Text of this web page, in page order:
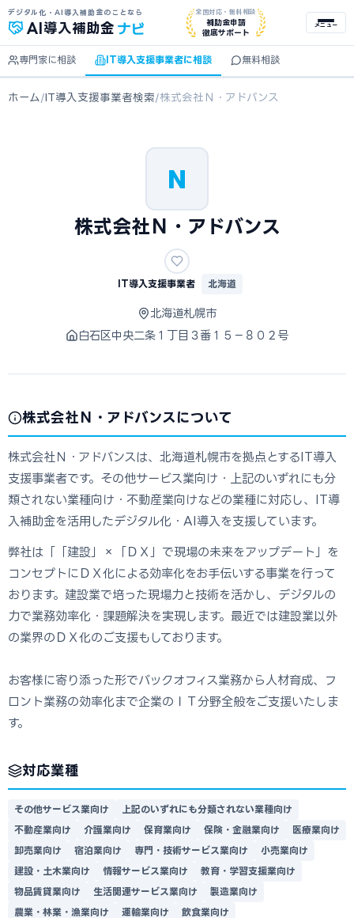
デジタル化・AI導入補助金のことなら
AI 導入補助金 ナビ
全国対応・無料相談
補助金申請
徹底サポート
メニュー
専門家に相談 IT導入支援事業者に相談 無料相談
ホーム /IT導入支援事業者検索/株式会社Ｎ・アドバンス
N
株式会社Ｎ・アドバンス
IT導入支援事業者 北海道
北海道札幌市
白石区中央二条１丁目３番１５－８０２号
株式会社Ｎ・アドバンスについて
株式会社Ｎ・アドバンスは、北海道札幌市を拠点とするIT導入
支援事業者です。その他サービス業向け・上記のいずれにも分
類されない業種向け・不動産業向けなどの業種に対応し、IT導
入補助金を活用したデジタル化・AI導入を支援しています。
弊社は「「建設」×「ＤＸ」で現場の未来をアップデート」を
コンセプトにＤＸ化による効率化をお手伝いする事業を行って
おります。建設業で培った現場力と技術を活かし、デジタルの
力で業務効率化・課題解決を実現します。最近では建設業以外
の業界のＤＸ化のご支援もしております。
お客様に寄り添った形でバックオフィス業務から人材育成、フ
ロント業務の効率化まで企業のＩＴ分野全般をご支援いたしま
す。
対応業種
その他サービス業向け
上記のいずれにも分類されない業種向け
不動産業向け
介護業向け 保育業向け 保険・金融業向け
医療業向け
卸売業向け
宿泊業向け 専門・技術サービス業向け
小売業向け
建設・土木業向け
情報サービス業向け
教育・学習支援業向け
物品賃貸業向け
生活関連サービス業向け
製造業向け
農業・林業・漁業向け
運輸業向け 飲食業向け